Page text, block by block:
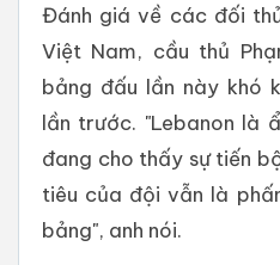
Đánh giá về các đối
Việt Nam, cầu thủ
bảng đấu lần này khó
lần trước. "Lebanon là
đang cho thấy sự tiến
tiêu của đội vẫn là
bảng", anh nói.